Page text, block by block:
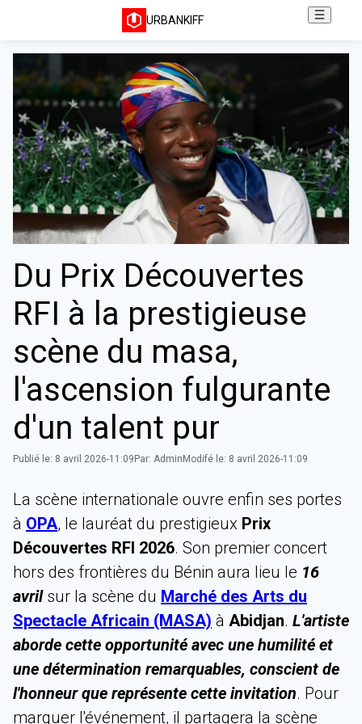
URBANKIFF
Du Prix Découvertes
RFI à la prestigieuse
scène du masa,
l'ascension fulgurante
d'un talent pur
Publié le: 8 avril 2026-11:09 Par: Admin Modifé le: 8 avril 2026-11:09
‎La scène internationale ouvre enfin ses portes
à OPA, le lauréat du prestigieux Prix
Découvertes RFI 2026. Son premier concert
hors des frontières du Bénin aura lieu le 16
avrilsur la scène du Marché des Arts du
Spectacle Africain (MASA) à Abidjan. L'artiste
aborde cette opportunité avec une humilité et
une détermination remarquables, conscient de
l'honneur que représente cette invitation. Pour
marquer l'événement, il partagera la scène